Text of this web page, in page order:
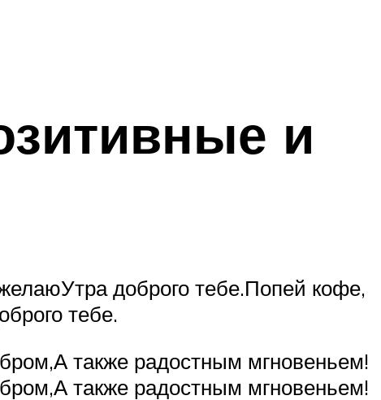
и
доброго тебе.Попей кофе,
тебе.
также радостным мгновеньем!
также радостным мгновеньем!